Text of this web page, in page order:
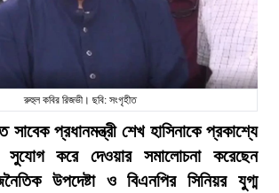
রুহুল কবির রিজভী। ছবি: সংগৃহীত
প্রধানমন্ত্রী শেখ হাসিনাকে প্রকাশ্যে
সুযোগ করে দেওয়ার সমালোচনা করেছেন
উপদেষ্টা ও বিএনপির সিনিয়র যুগ্ম